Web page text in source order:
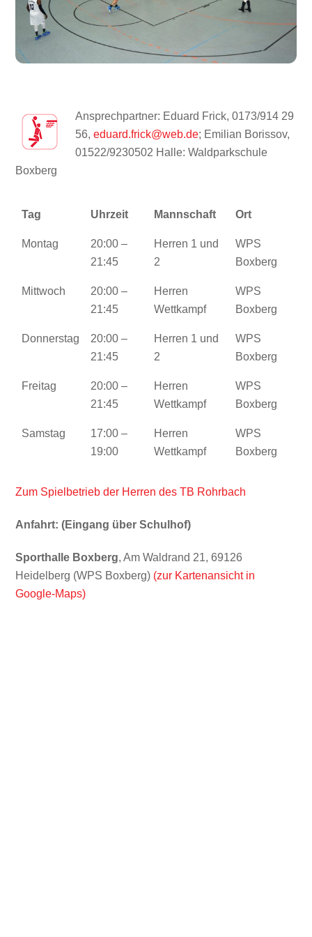
Ansprechpartner: Eduard Frick, 0173/914 29
56,eduard.frick@web.de; Emilian Borissov,
01522/9230502 Halle: Waldparkschule
Boxberg
Tag Uhrzeit Mannschaft Ort
Montag
20:00 –
21:45
Herren 1 und
2
WPS
Boxberg
Mittwoch
20:00 –
21:45
Herren
Wettkampf
WPS
Boxberg
Donnerstag
20:00 –
21:45
Herren 1 und
2
WPS
Boxberg
Freitag
20:00 –
21:45
Herren
Wettkampf
WPS
Boxberg
Samstag
17:00 –
19:00
Herren
Wettkampf
WPS
Boxberg
Zum Spielbetrieb der Herren des TB Rohrbach
Anfahrt: (Eingang über Schulhof)
Sporthalle Boxberg, Am Waldrand 21, 69126
Heidelberg (WPS Boxberg) (zur Kartenansicht in
Google-Maps)